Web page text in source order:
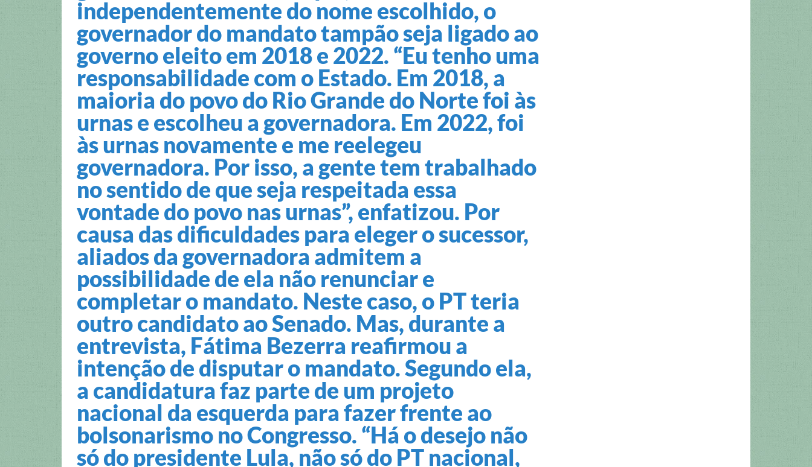
independentemente do nome escolhido, o
governador do mandato tampão seja ligado ao
governo eleito em 2018 e 2022. “Eu tenho uma
responsabilidade com o Estado. Em 2018, a
maioria do povo do Rio Grande do Norte foi às
urnas e escolheu a governadora. Em 2022, foi
às urnas novamente e me reelegeu
governadora. Por isso, a gente tem trabalhado
no sentido de que seja respeitada essa
vontade do povo nas urnas”, enfatizou. Por
causa das dificuldades para eleger o sucessor,
aliados da governadora admitem a
possibilidade de ela não renunciar e
completar o mandato. Neste caso, o PT teria
outro candidato ao Senado. Mas, durante a
entrevista, Fátima Bezerra reafirmou a
intenção de disputar o mandato. Segundo ela,
a candidatura faz parte de um projeto
nacional da esquerda para fazer frente ao
bolsonarismo no Congresso. “Há o desejo não
só do presidente Lula, não só do PT nacional,